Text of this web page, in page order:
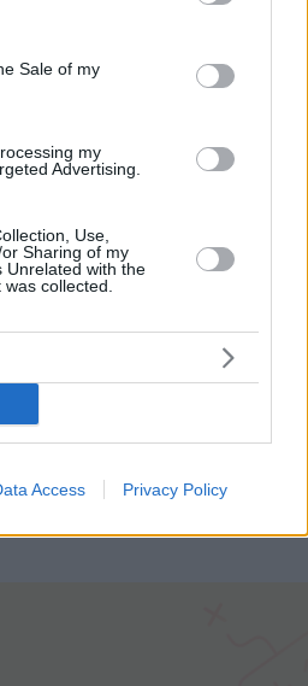
and its third-party tags to
purposes in below Google
Sale of my
my
Advertising.
Use,
Sharing of my
Unrelated with the
collected.
Access Privacy Policy
φωνάζει
16
που
39
κανένας